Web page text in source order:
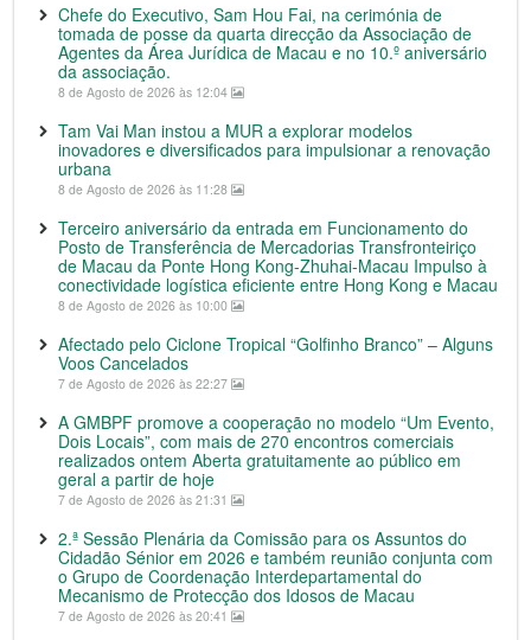
Chefe do Executivo, Sam Hou Fai, na cerimónia de
tomada de posse da quarta direcção da Associação de
Agentes da Área Jurídica de Macau e no 10.º aniversário
da associação.
8 de Agosto de 2026 às 12:04
Tam Vai Man instou a MUR a explorar modelos
inovadores e diversificados para impulsionar a renovação
urbana
8 de Agosto de 2026 às 11:28
Terceiro aniversário da entrada em Funcionamento do
Posto de Transferência de Mercadorias Transfronteiriço
de Macau da Ponte Hong Kong-Zhuhai-Macau Impulso à
conectividade logística eficiente entre Hong Kong e Macau
8 de Agosto de 2026 às 10:00
Afectado pelo Ciclone Tropical “Golfinho Branco” – Alguns
Voos Cancelados
7 de Agosto de 2026 às 22:27
A GMBPF promove a cooperação no modelo “Um Evento,
Dois Locais”, com mais de 270 encontros comerciais
realizados ontem Aberta gratuitamente ao público em
geral a partir de hoje
7 de Agosto de 2026 às 21:31
2.ª Sessão Plenária da Comissão para os Assuntos do
Cidadão Sénior em 2026 e também reunião conjunta com
o Grupo de Coordenação Interdepartamental do
Mecanismo de Protecção dos Idosos de Macau
7 de Agosto de 2026 às 20:41